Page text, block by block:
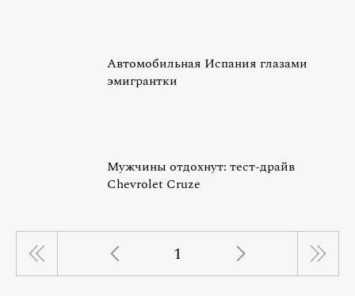
Автомобильная Испания глазами
эмигрантки
Мужчины отдохнут: тест-драйв
Chevrolet Cruze
1